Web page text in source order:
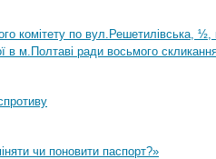
комітету по вул.Решетилівська,
в м.Полтаві ради восьмого
чи поновити паспорт?»